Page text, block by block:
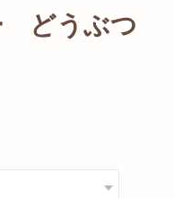
どうぶつ